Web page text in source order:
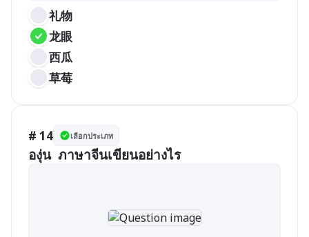
礼物
龙眼
西瓜
草莓
# 14 เลือกประเภท